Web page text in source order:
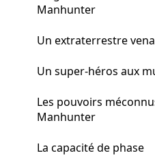
Manhunter
Un extraterrestre
Un super-héros aux
Les pouvoirs
Manhunter
La capacité de phase